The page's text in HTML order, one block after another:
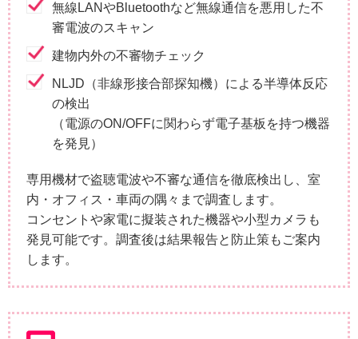
無線LANやBluetoothなど無線通信を悪用した不
審電波のスキャン
建物内外の不審物チェック
NLJD（非線形接合部探知機）による半導体反応
の検出
（電源のON/OFFに関わらず電子基板を持つ機器
を発見）
専用機材で盗聴電波や不審な通信を徹底検出し、室
内・オフィス・車両の隅々まで調査します。
コンセントや家電に擬装された機器や小型カメラも
発見可能です。調査後は結果報告と防止策もご案内
します。